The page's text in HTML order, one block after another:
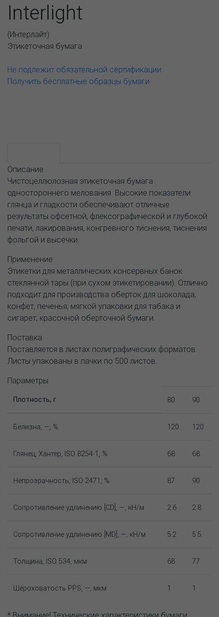
Interlight
(Интерлайт)
Этикеточная бумага
Не подлежит обязательной сертификации
Получить бесплатные образцы бумаги
Описание
Чистоцеллюлозная этикеточная бумага
одностороннего мелования. Высокие показатели
глянца и гладкости обеспечивают отличные
результаты офсетной, флексографической и глубокой
печати, лакирования, конгревного тиснения, тиснения
фольгой и высечки.
Применение
Этикетки для металлических консервных банок
стеклянной тары (при сухом этикетировании). Отлично
подходит для производства оберток для шоколада,
конфет, печенья; мягкой упаковки для табака и
сигарет; красочной оберточной бумаги.
Поставка
Поставляется в листах полиграфических форматов.
Листы упакованы в пачки по 500 листов.
Параметры
Плотность, г 80 90
Белизна, —, % 120 120
Глянец, Хантер, ISO 8254-1, % 68 68
Непрозрачность, ISO 2471, % 87 90
Сопротивление удлинению [CD], —, кН/м 2.6 2.8
Сопротивление удлинению [MD], —, кН/м 5.2 5.5
Толщина, ISO 534, мкм 68 77
Шероховатость PPS, —, мкм 1 1
* Внимание! Технические характеристики бумаги